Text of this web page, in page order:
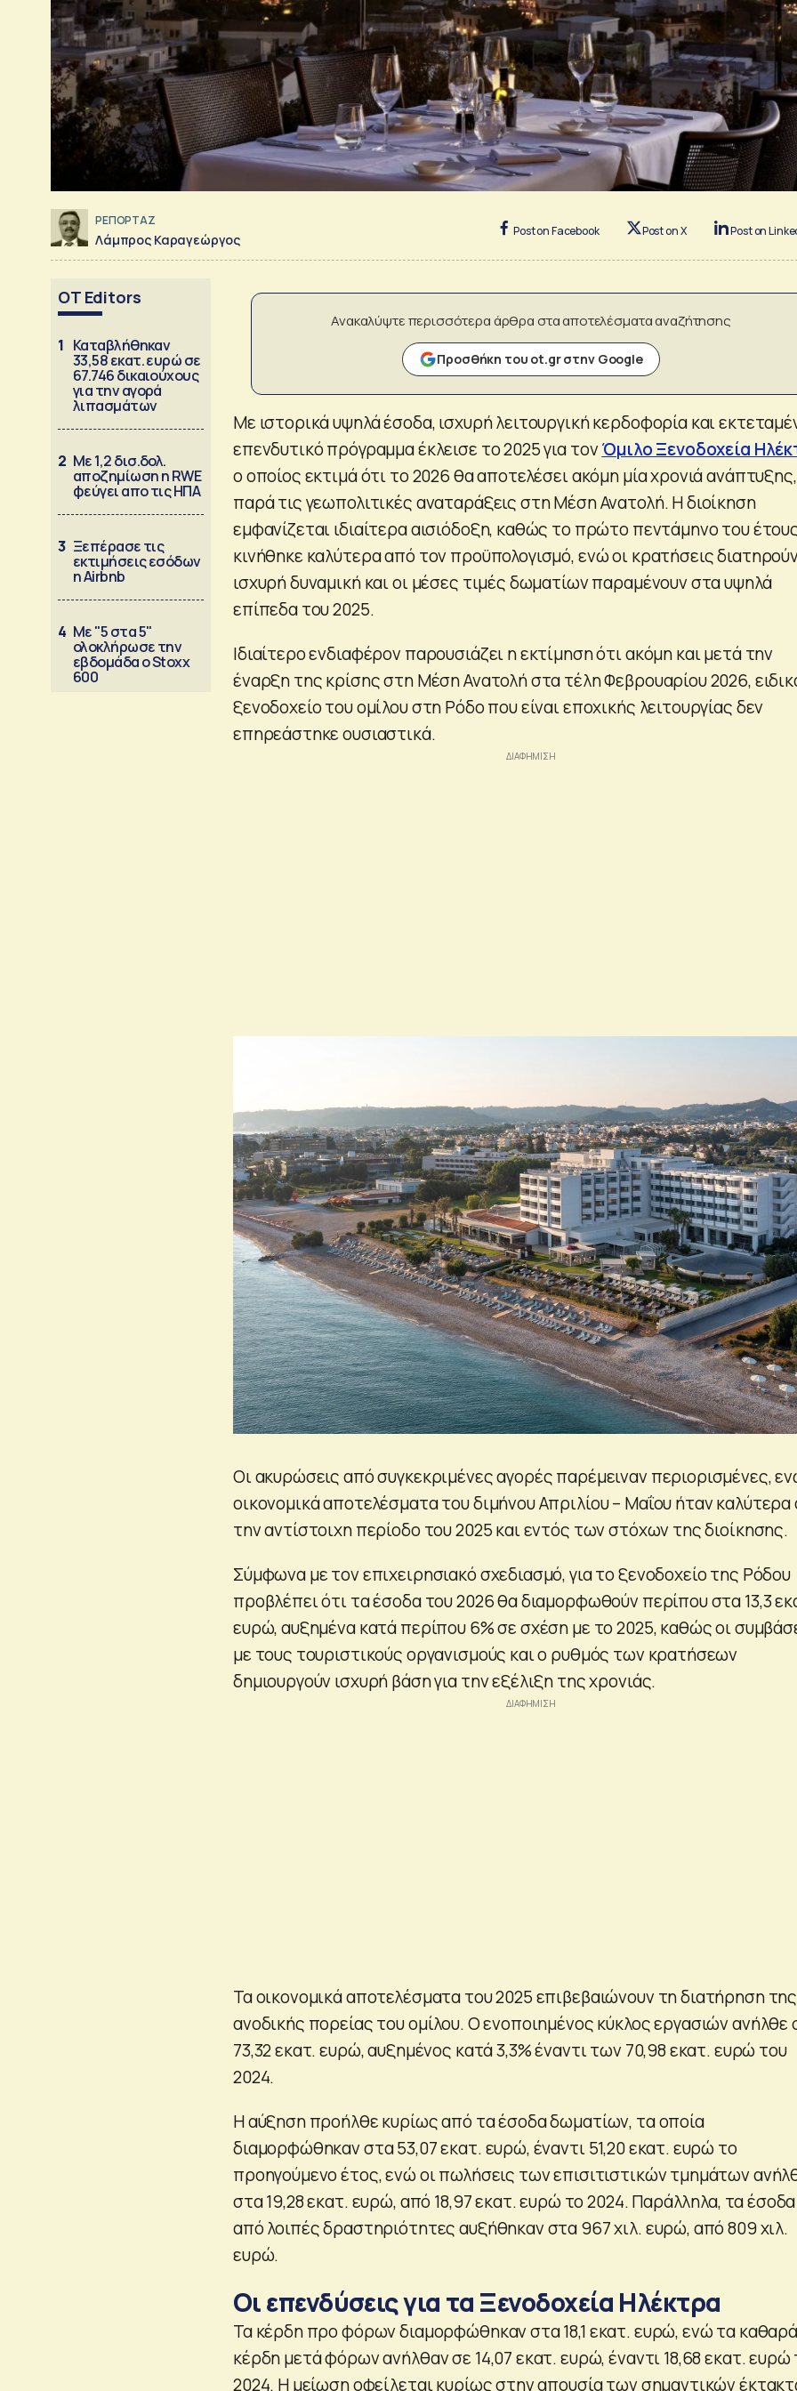
ΡΕΠΟΡΤΑΖ
Λάμπρος Καραγεώργος
Post on Facebook Post on X Post on
OT Editors
1 Καταβλήθηκαν
33,58 εκατ. ευρώ σε
67.746 δικαιούχους
για την αγορά
λιπασμάτων
2 Με 1,2 δισ.δολ.
αποζημίωση η RWE
φεύγει απο τις ΗΠΑ
3 Ξεπέρασε τις
εκτιμήσεις εσόδων
η Airbnb
4 Με "5 στα 5"
ολοκλήρωσε την
εβδομάδα ο Stoxx
600
Ανακαλύψτε περισσότερα άρθρα στα αποτελέσματα αναζήτησης
Προσθήκη του ot.gr στην Google
Με ιστορικά υψηλά έσοδα, ισχυρή λειτουργική κερδοφορία και
επενδυτικό πρόγραμμα έκλεισε το 2025 για τονΌμιλο Ξενοδοχεία
ο οποίος εκτιμά ότι το 2026 θα αποτελέσει ακόμη μία χρονιά ανάπτυξης,
παρά τις γεωπολιτικές αναταράξεις στη Μέση Ανατολή. Η διοίκηση
εμφανίζεται ιδιαίτερα αισιόδοξη, καθώς το πρώτο πεντάμηνο του
κινήθηκε καλύτερα από τον προϋπολογισμό, ενώ οι κρατήσεις διατηρούν
ισχυρή δυναμική και οι μέσες τιμές δωματίων παραμένουν στα υψηλά
επίπεδα του 2025.
Ιδιαίτερο ενδιαφέρον παρουσιάζει η εκτίμηση ότι ακόμη και μετά την
έναρξη της κρίσης στη Μέση Ανατολή στα τέλη Φεβρουαρίου 2026,
ξενοδοχείο του ομίλου στη Ρόδο που είναι εποχικής λειτουργίας δεν
επηρεάστηκε ουσιαστικά.
Οι ακυρώσεις από συγκεκριμένες αγορές παρέμειναν περιορισμένες,
οικονομικά αποτελέσματα του διμήνου Απριλίου – Μαΐου ήταν
την αντίστοιχη περίοδο του 2025 και εντός των στόχων της διοίκησης.
Σύμφωνα με τον επιχειρησιακό σχεδιασμό, για το ξενοδοχείο της Ρόδου
προβλέπει ότι τα έσοδα του 2026 θα διαμορφωθούν περίπου στα 13,3
ευρώ, αυξημένα κατά περίπου 6% σε σχέση με το 2025, καθώς οι
με τους τουριστικούς οργανισμούς και ο ρυθμός των κρατήσεων
δημιουργούν ισχυρή βάση για την εξέλιξη της χρονιάς.
Τα οικονομικά αποτελέσματα του 2025 επιβεβαιώνουν τη διατήρηση της
ανοδικής πορείας του ομίλου. Ο ενοποιημένος κύκλος εργασιών ανήλθε
73,32 εκατ. ευρώ, αυξημένος κατά 3,3% έναντι των 70,98 εκατ. ευρώ του
2024.
Η αύξηση προήλθε κυρίως από τα έσοδα δωματίων, τα οποία
διαμορφώθηκαν στα 53,07 εκατ. ευρώ, έναντι 51,20 εκατ. ευρώ το
προηγούμενο έτος, ενώ οι πωλήσεις των επισιτιστικών τμημάτων
στα 19,28 εκατ. ευρώ, από 18,97 εκατ. ευρώ το 2024. Παράλληλα, τα έσοδα
από λοιπές δραστηριότητες αυξήθηκαν στα 967 χιλ. ευρώ, από 809 χιλ.
ευρώ.
Οι επενδύσεις για τα Ξενοδοχεία Ηλέκτρα
Τα κέρδη προ φόρων διαμορφώθηκαν στα 18,1 εκατ. ευρώ, ενώ τα καθαρά
κέρδη μετά φόρων ανήλθαν σε 14,07 εκατ. ευρώ, έναντι 18,68 εκατ. ευρώ
2024. Η μείωση οφείλεται κυρίως στην απουσία των σημαντικών